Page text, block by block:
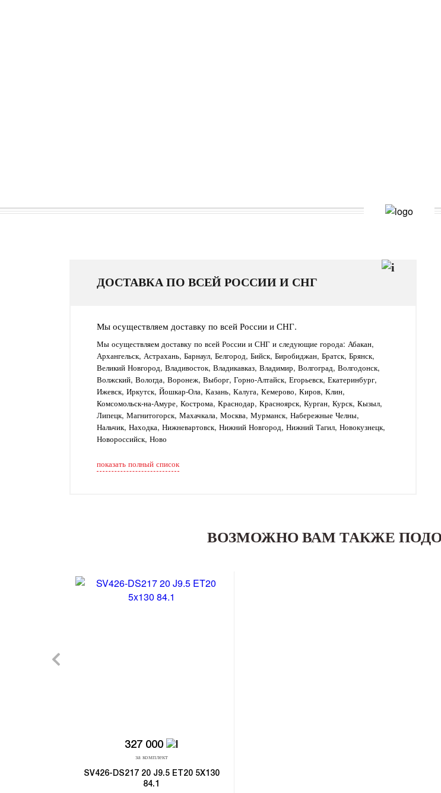
ДОСТАВКА ПО ВСЕЙ РОССИИ И СНГ
Мы осуществляем доставку по всей России и СНГ.
Мы осуществляем доставку по всей России и СНГ и следующие города: Абакан,
Архангельск, Астрахань, Барнаул, Белгород, Бийск, Биробиджан, Братск, Брянск,
Великий Новгород, Владивосток, Владикавказ, Владимир, Волгоград, Волгодонск,
Волжский, Вологда, Воронеж, Выборг, Горно-Алтайск, Егорьевск, Екатеринбург,
Ижевск, Иркутск, Йошкар-Ола, Казань, Калуга, Кемерово, Киров, Клин,
Комсомольск-на-Амуре, Кострома, Краснодар, Красноярск, Курган, Курск, Кызыл,
Липецк, Магнитогорск, Махачкала, Москва, Мурманск, Набережные Челны,
Нальчик, Находка, Нижневартовск, Нижний Новгород, Нижний Тагил, Новокузнецк,
Новороссийск, Ново
показать полный список
ВОЗМОЖНО ВАМ ТАКЖЕ
327 000
за комплект
SV426-DS217 20 J9.5 ET20 5X130
84.1